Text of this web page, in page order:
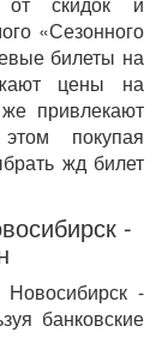
«Сезонного
билеты на
цены на
привлекают
покупая
жд билет
-
Новосибирск -
банковские